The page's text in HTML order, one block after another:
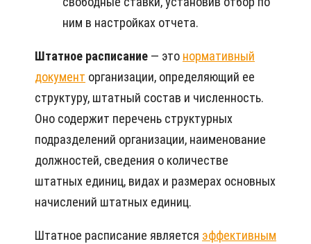
ним в настройках отчета.
Штатное расписание — это нормативный
документ организации, определяющий ее
структуру, штатный состав и численность.
Оно содержит перечень структурных
подразделений организации, наименование
должностей, сведения о количестве
штатных единиц, видах и размерах основных
начислений штатных единиц.
Штатное расписание является эффективным